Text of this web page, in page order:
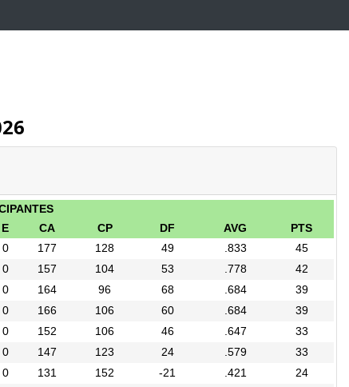
E CA CP DF AVG PTS
0 177 128 49 .833 45
0 157 104 53 .778 42
0 164 96 68 .684 39
0 166 106 60 .684 39
0 152 106 46 .647 33
0 147 123 24 .579 33
0 131 152 -21 .421 24